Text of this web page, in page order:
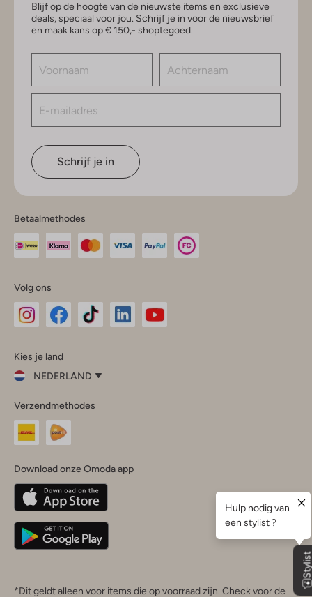
Blijf op de hoogte van de nieuwste items en exclusieve
deals, speciaal voor jou. Schrijf je in voor de nieuwsbrief
en maak kans op € 150,- shoptegoed.
Schrijf je in
Betaalmethodes
Volg ons
InstagramFacebook
Kies je land
NEDERLAND
je
land
Nederland
Belgique(Français)
Deutschland
Verzendmethodes
Download onze Omoda app
*Dit geldt alleen voor items die op voorraad zijn. Check voor de